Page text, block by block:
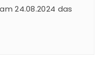
24.08.2024 das
im Rahmen
Uni statt. Das